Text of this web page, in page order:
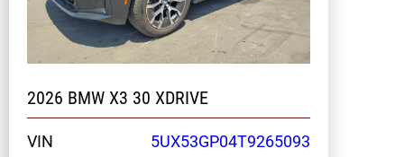
2026 BMW X3 30 XDRIVE
VIN
5UX53GP04T9265093